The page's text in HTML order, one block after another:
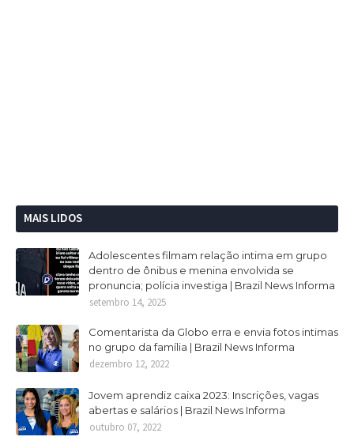
MAIS LIDOS
Adolescentes filmam relação intima em grupo
dentro de ônibus e menina envolvida se
pronuncia; polícia investiga | Brazil News Informa
setembro 14, 2025
Comentarista da Globo erra e envia fotos intimas
no grupo da família | Brazil News Informa
dezembro 12, 2022
Jovem aprendiz caixa 2023: Inscrições, vagas
abertas e salários | Brazil News Informa
outubro 07, 2022